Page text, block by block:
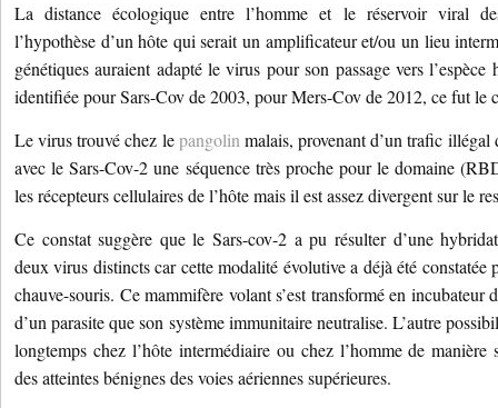
La distance écologique entre l’homme et le réservoir viral
l’hypothèse d’un hôte qui serait un amplificateur et/ou un lieu
génétiques auraient adapté le virus pour son passage vers
identifiée pour Sars-Cov de 2003, pour Mers-Cov de 2012, ce fut le
Le virus trouvé chez lepangolin malais, provenant d’un trafic illégal
avec le Sars-Cov-2 une séquence très proche pour le domaine
les récepteurs cellulaires de l’hôte mais il est assez divergent sur le
Ce constat suggère que le Sars-cov-2 a pu résulter d’une
deux virus distincts car cette modalité évolutive a déjà été constatée
chauve-souris. Ce mammifère volant s’est transformé en incubateur
d’un parasite que son système immunitaire neutralise. L’autre
longtemps chez l’hôte intermédiaire ou chez l’homme de manière
des atteintes bénignes des voies aériennes supérieures.